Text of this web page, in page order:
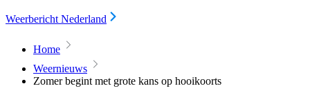
Weerbericht Nederland
Home
Weernieuws
Zomer begint met grote kans op hooikoorts